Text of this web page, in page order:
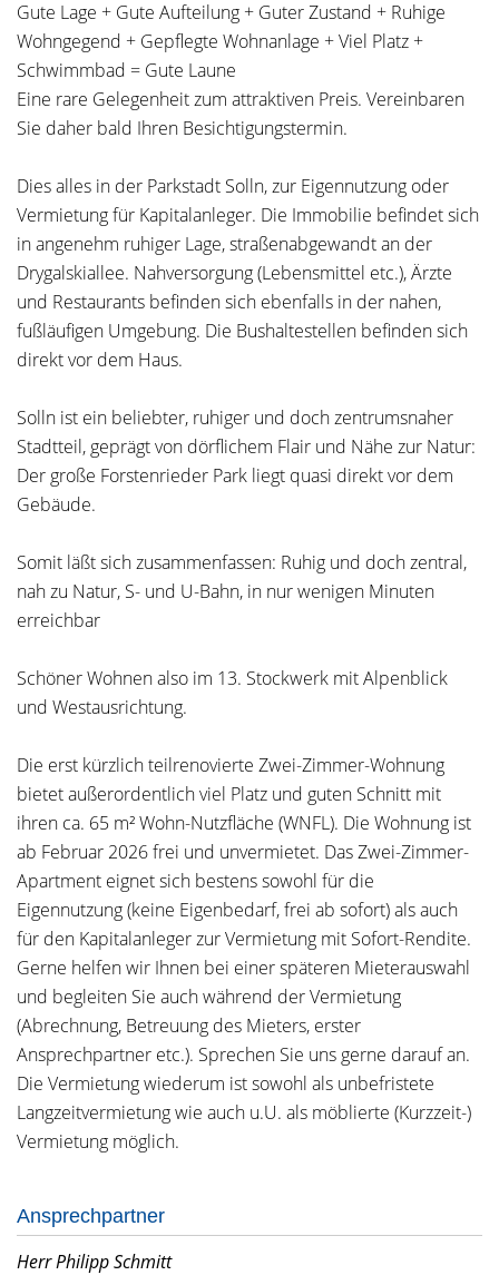
Gute Lage + Gute Aufteilung + Guter Zustand + Ruhige
Wohngegend + Gepflegte Wohnanlage + Viel Platz +
Schwimmbad = Gute Laune
Eine rare Gelegenheit zum attraktiven Preis. Vereinbaren
Sie daher bald Ihren Besichtigungstermin.
Dies alles in der Parkstadt Solln, zur Eigennutzung oder
Vermietung für Kapitalanleger. Die Immobilie befindet sich
in angenehm ruhiger Lage, straßenabgewandt an der
Drygalskiallee. Nahversorgung (Lebensmittel etc.), Ärzte
und Restaurants befinden sich ebenfalls in der nahen,
fußläufigen Umgebung. Die Bushaltestellen befinden sich
direkt vor dem Haus.
Solln ist ein beliebter, ruhiger und doch zentrumsnaher
Stadtteil, geprägt von dörflichem Flair und Nähe zur Natur:
Der große Forstenrieder Park liegt quasi direkt vor dem
Gebäude.
Somit läßt sich zusammenfassen: Ruhig und doch zentral,
nah zu Natur, S- und U-Bahn, in nur wenigen Minuten
erreichbar
Schöner Wohnen also im 13. Stockwerk mit Alpenblick
und Westausrichtung.
Die erst kürzlich teilrenovierte Zwei-Zimmer-Wohnung
bietet außerordentlich viel Platz und guten Schnitt mit
ihren ca. 65 m² Wohn-Nutzfläche (WNFL). Die Wohnung ist
ab Februar 2026 frei und unvermietet. Das Zwei-Zimmer-
Apartment eignet sich bestens sowohl für die
Eigennutzung (keine Eigenbedarf, frei ab sofort) als auch
für den Kapitalanleger zur Vermietung mit Sofort-Rendite.
Gerne helfen wir Ihnen bei einer späteren Mieterauswahl
und begleiten Sie auch während der Vermietung
(Abrechnung, Betreuung des Mieters, erster
Ansprechpartner etc.). Sprechen Sie uns gerne darauf an.
Die Vermietung wiederum ist sowohl als unbefristete
Langzeitvermietung wie auch u.U. als möblierte (Kurzzeit-)
Vermietung möglich.
Ansprechpartner
Herr Philipp Schmitt